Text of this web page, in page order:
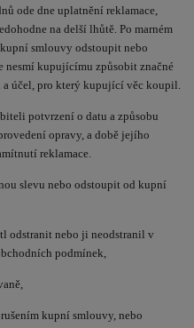
ode dne uplatnění reklamace,
na delší lhůtě. Po marném
smlouvy odstoupit nebo
nesmí kupujícímu způsobit značné
účel, pro který kupující věc koupil.
potvrzení o datu a způsobu
opravy, a době jejího
reklamace.
slevu nebo odstoupit od kupní
odstranit nebo ji neodstranil v
podmínek,
kupní smlouvy, nebo